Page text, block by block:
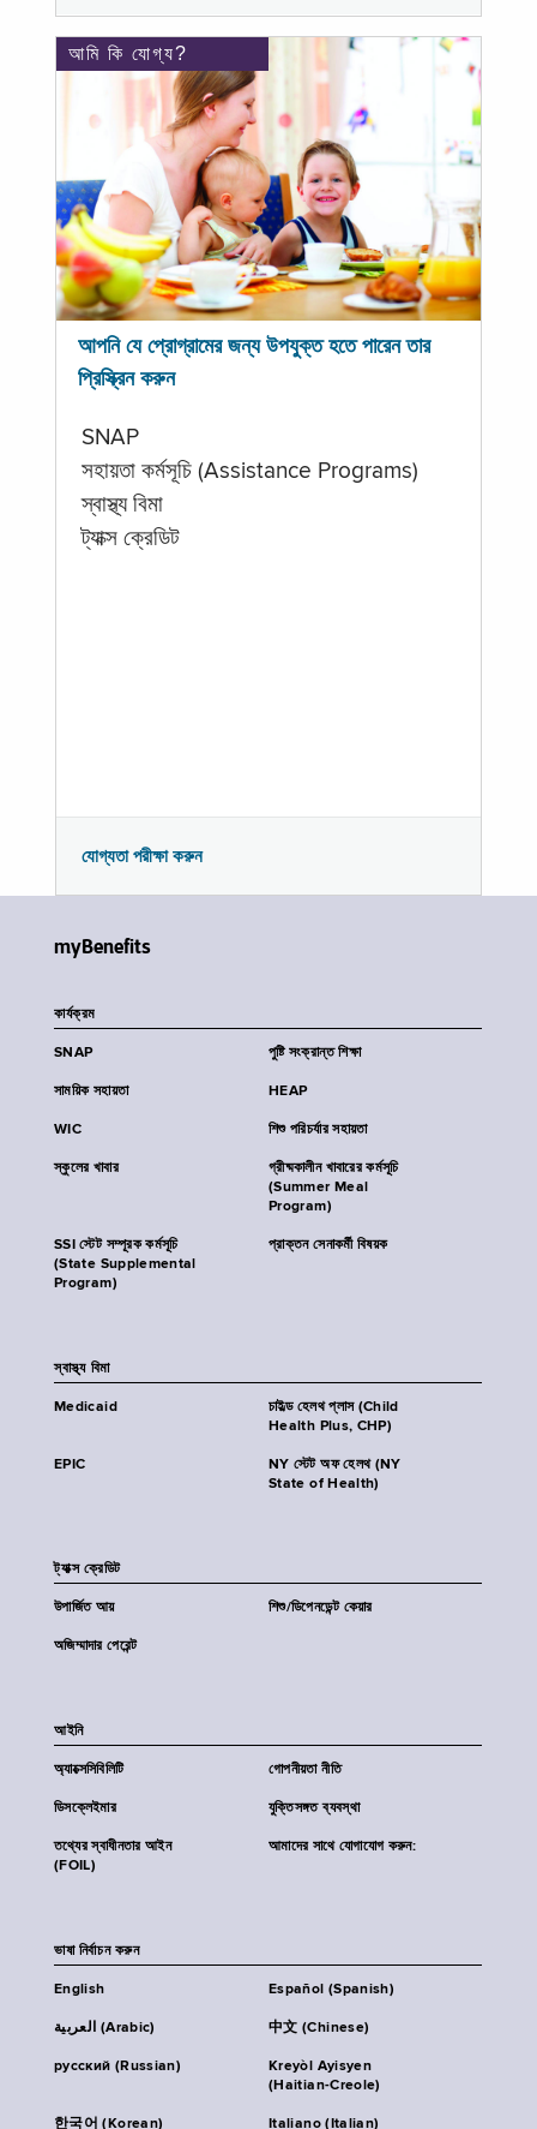
আমি কি যোগ্য?
আপনি যে প্রোগ্রামের জন্য উপযুক্ত হতে পারেন তার
প্রিস্ক্রিন করুন
SNAP
সহায়তা কর্মসূচি (Assistance Programs)
স্বাস্থ্য বিমা
ট্যাক্স ক্রেডিট
যোগ্যতা পরীক্ষা করুন
myBenefits
কার্যক্রম
SNAP পুষ্টি সংক্রান্ত শিক্ষা
সাময়িক সহায়তা HEAP
WIC শিশু পরিচর্যার সহায়তা
স্কুলের খাবার
গ্রীষ্মকালীন খাবারের কর্মসূচি
(Summer Meal
Program)
SSI স্টেট সম্পূরক কর্মসূচি
(State Supplemental
Program)
প্রাক্তন সেনাকর্মী বিষয়ক
স্বাস্থ্য বিমা
Medicaid
চাইল্ড হেলথ প্লাস (Child
Health Plus, CHP)
EPIC
NY স্টেট অফ হেলথ (NY
State of Health)
ট্যাক্স ক্রেডিট
উপার্জিত আয় শিশু/ডিপেনডেন্ট কেয়ার
অজিম্মাদার পেরেন্ট
আইনি
অ্যাক্সেসিবিলিটি গোপনীয়তা নীতি
ডিসক্লেইমার যুক্তিসঙ্গত ব্যবস্থা
তথ্যের স্বাধীনতার আইন
(FOIL)
আমাদের সাথে যোগাযোগ করুন:
ভাষা নির্বাচন করুন
English Español (Spanish)
العربية (Arabic) 中文 (Chinese)
русский (Russian)
Kreyòl Ayisyen
(Haitian-Creole)
한국어 (Korean) Italiano (Italian)